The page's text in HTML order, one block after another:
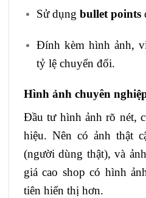
Sử dụng bullet points
Đính kèm hình ảnh,
tỷ lệ chuyển đổi.
Hình ảnh chuyên
Đầu tư hình ảnh rõ nét,
hiệu. Nên có ảnh thật
(người dùng thật), và
giá cao shop có hình
tiên hiển thị hơn.